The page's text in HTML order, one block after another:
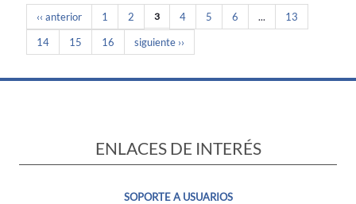
‹‹ anterior 1 2 3 4 5 6 ...
13
14
15 16 siguiente ››
ENLACES DE INTERÉS
SOPORTE A USUARIOS